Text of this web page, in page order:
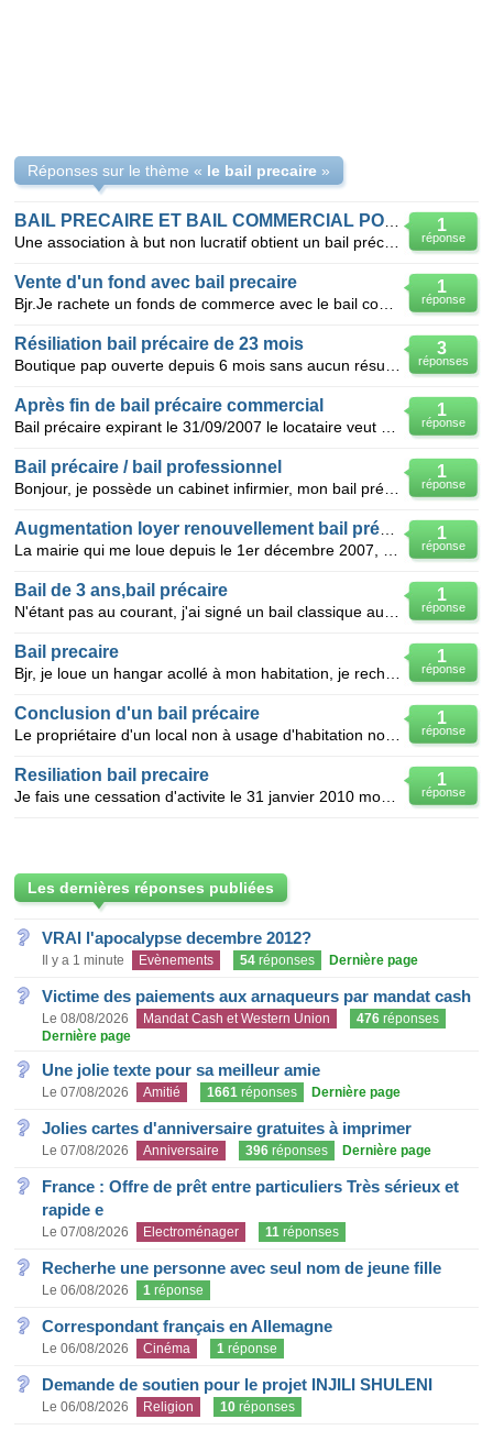
Réponses sur le thème « le bail precaire »
1
réponse
1
réponse
Vente d'un fond avec bail precaire
3
réponses
Résiliation bail précaire de 23 mois
1
réponse
Après fin de bail précaire commercial
1
réponse
Bail précaire / bail professionnel
1
réponse
1
réponse
Bail de 3 ans,bail précaire
1
réponse
Bail precaire
1
réponse
Conclusion d'un bail précaire
1
réponse
Resiliation bail precaire
Les dernières réponses publiées
VRAI l'apocalypse decembre 2012?
Il y a 1 minute Evènements 54 réponses Dernière page
Victime des paiements aux arnaqueurs par mandat cash
Le 08/08/2026 Mandat Cash et Western Union 476 réponses
Dernière page
Une jolie texte pour sa meilleur amie
Le 07/08/2026 Amitié 1661 réponses Dernière page
Jolies cartes d'anniversaire gratuites à imprimer
Le 07/08/2026 Anniversaire 396 réponses Dernière page
France : Offre de prêt entre particuliers Très sérieux et
rapide e
Le 07/08/2026 Electroménager 11 réponses
Recherhe une personne avec seul nom de jeune fille
Le 06/08/2026 1 réponse
Correspondant français en Allemagne
Le 06/08/2026 Cinéma 1 réponse
Demande de soutien pour le projet INJILI SHULENI
Le 06/08/2026 Religion 10 réponses